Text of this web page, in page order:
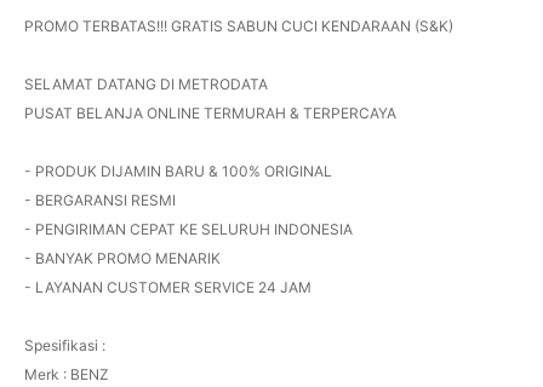
PROMO TERBATAS!!! GRATIS SABUN CUCI KENDARAAN (S&K)
SELAMAT DATANG DI METRODATA
PUSAT BELANJA ONLINE TERMURAH & TERPERCAYA
- PRODUK DIJAMIN BARU & 100% ORIGINAL
- BERGARANSI RESMI
- PENGIRIMAN CEPAT KE SELURUH INDONESIA
- BANYAK PROMO MENARIK
- LAYANAN CUSTOMER SERVICE 24 JAM
Spesifikasi :
Merk : BENZ